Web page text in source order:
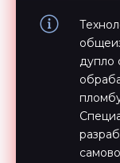
дупло